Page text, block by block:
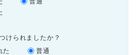
けられましたか？
た
普通